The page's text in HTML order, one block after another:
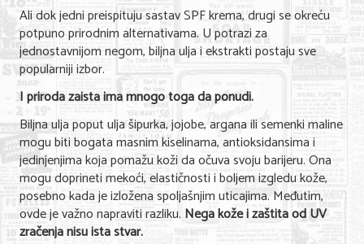
Ali dok jedni preispituju sastav SPF krema, drugi se okreću
potpuno prirodnim alternativama. U potrazi za
jednostavnijom negom, biljna ulja i ekstrakti postaju sve
popularniji izbor.
I priroda zaista ima mnogo toga da ponudi.
Biljna ulja poput ulja šipurka, jojobe, argana ili semenki maline
mogu biti bogata masnim kiselinama, antioksidansima i
jedinjenjima koja pomažu koži da očuva svoju barijeru. Ona
mogu doprineti mekoći, elastičnosti i boljem izgledu kože,
posebno kada je izložena spoljašnjim uticajima. Međutim,
ovde je važno napraviti razliku. Nega kože i zaštita od UV
zračenja nisu ista stvar.